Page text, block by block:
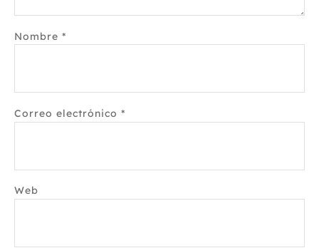
Nombre *
Correo electrónico *
Web